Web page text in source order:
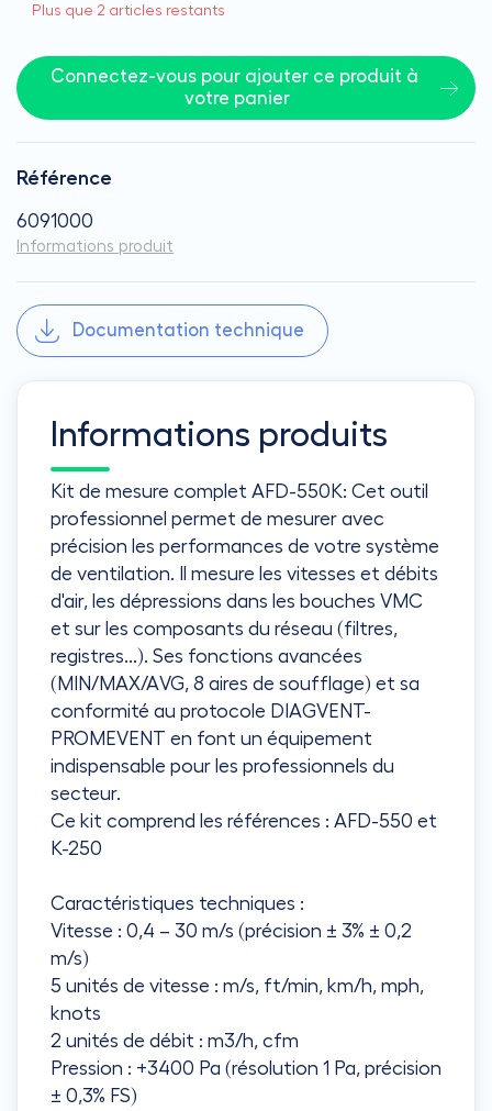
Plus que 2 articles restants
Connectez-vous pour ajouter ce produit à
votre panier
Référence
6091000
Informations produit
Documentation technique
Informations produits
Kit de mesure complet AFD-550K: Cet outil
professionnel permet de mesurer avec
précision les performances de votre système
de ventilation. Il mesure les vitesses et débits
d'air, les dépressions dans les bouches VMC
et sur les composants du réseau (filtres,
registres...). Ses fonctions avancées
(MIN/MAX/AVG, 8 aires de soufflage) et sa
conformité au protocole DIAGVENT-
PROMEVENT en font un équipement
indispensable pour les professionnels du
secteur.
Ce kit comprend les références : AFD-550 et
K-250
Caractéristiques techniques :
Vitesse : 0,4 – 30 m/s (précision ± 3% ± 0,2
m/s)
5 unités de vitesse : m/s, ft/min, km/h, mph,
knots
2 unités de débit : m3/h, cfm
Pression : +3400 Pa (résolution 1 Pa, précision
± 0,3% FS)